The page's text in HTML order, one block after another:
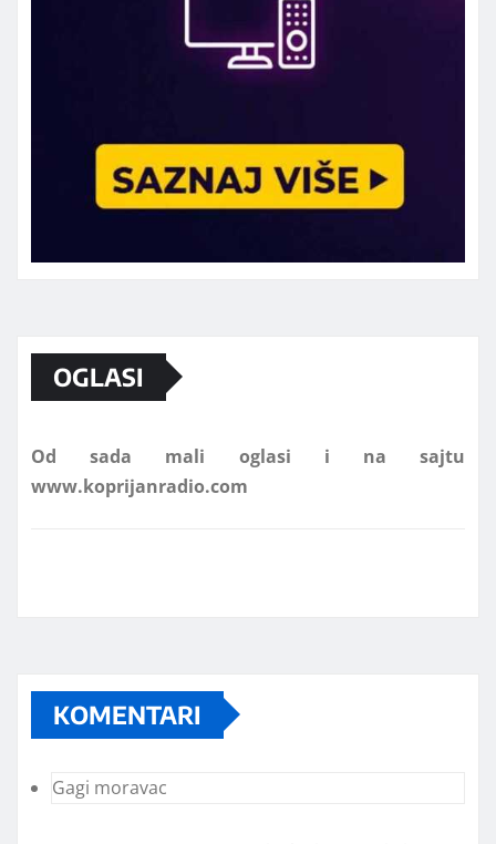
OGLASI
Od sada mali oglasi i na sajtu
KOMENTARI
Gagi moravac